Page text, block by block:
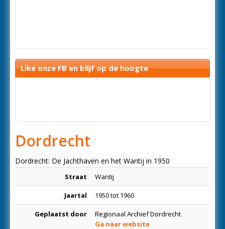
Like onze FB en blijf op de hoogte
Dordrecht
Dordrecht: De Jachthaven en het Wantij in 1950
Straat Wantij
Jaartal 1950 tot 1960
Geplaatst door
Regionaal Archief Dordrecht
Ga naar website